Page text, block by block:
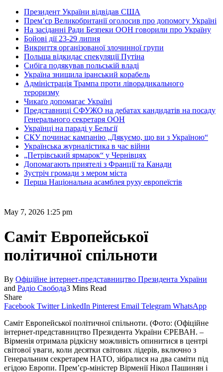
Президент України відвідав США
Прем’єр Великобританії оголосив про допомогу Україні
На засіданні Ради Безпеки ООН говорили про Україну
Бойові дії 23-29 липня
Викриття організованої злочинної групи
Польща відкидає спекуляції Путіна
Сибіга подякував польській владі
Україна знищила іранський корабель
Адміністрація Трампа проти ліворадикального
тероризму
Чикаґо допомагає Україні
Представниці СФУЖО на дебатах кандидатів на посаду
Генерального секретаря ООН
Українці на параді у Бельгії
СКУ починає кампанію „Дякуємо, що ви з Україною“
Українська журналістика в час війни
„Петрівський ярмарок“ у Чернівцях
Допомагають приятелі з Франції та Канади
Зустріч громади з мером міста
Перша Національна асамблея руху европеїстів
May 7, 2026 1:25 pm
Саміт Европейської
політичної спільноти
By Офіційне інтернет-представництво Президента України
and Радіо Свобода3 Mins Read
Share
Facebook Twitter LinkedIn Pinterest Email Telegram WhatsApp
Саміт Европейської політичної спільноти. (Фото: (Офіційне
інтернет-представництво Президента України ЄРЕВАН. –
Вірменія отримала рідкісну можливість опинитися в центрі
світової уваги, коли десятки світових лідерів, включно з
Генеральним секретарем НАТО, зібралися на два саміти під
егідою Европи. Прем’єр-міністер Вірменії Нікол Пашинян і